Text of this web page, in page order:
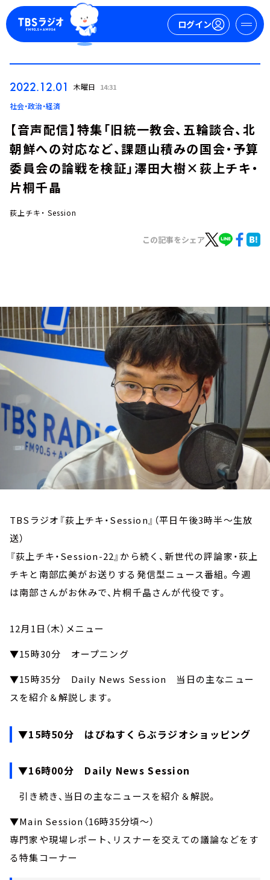
ログイン
今日の番組表
YouTube
会社情報
2022.12.01 木曜日 14:31
社会・政治・経済
【音声配信】特集「旧統一教会、五輪談合、北
朝鮮への対応など、課題山積みの国会・予算
委員会の論戦を検証」澤田大樹×荻上チキ・
片桐千晶
荻上チキ・ Session
この記事をシェア
TBSラジオ『荻上チキ・Session』（平日午後3時半～生放
送）
『荻上チキ・Session-22』から続く、新世代の評論家・荻上
チキと南部広美がお送りする発信型ニュース番組。今週
は南部さんがお休みで、片桐千晶さんが代役です。
12月1日（木）メニュー
▼15時30分 オープニング
▼15時35分 Daily News Session 当日の主なニュー
スを紹介＆解説します。
▼15時50分 はぴねすくらぶラジオショッピング
▼16時00分 Daily News Session
引き続き、当日の主なニュースを紹介＆解説。
▼Main Session（16時35分頃～）
専門家や現場レポート、リスナーを交えての議論などをす
る特集コーナー